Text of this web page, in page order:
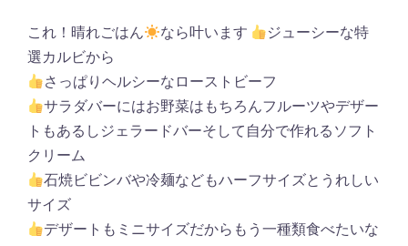
これ！晴れごはん なら叶います
ジューシーな特
選カルビから
さっぱりヘルシーなローストビーフ
サラダバーにはお野菜はもちろんフルーツやデザー
トもあるしジェラードバーそして自分で作れるソフト
クリーム
石焼ビビンバや冷麺などもハーフサイズとうれしい
サイズ
デザートもミニサイズだからもう一種類食べたいな